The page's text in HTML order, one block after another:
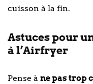
cuisson à la fin.
Astuces pour
à l’Airfryer
Pense à ne pas trop